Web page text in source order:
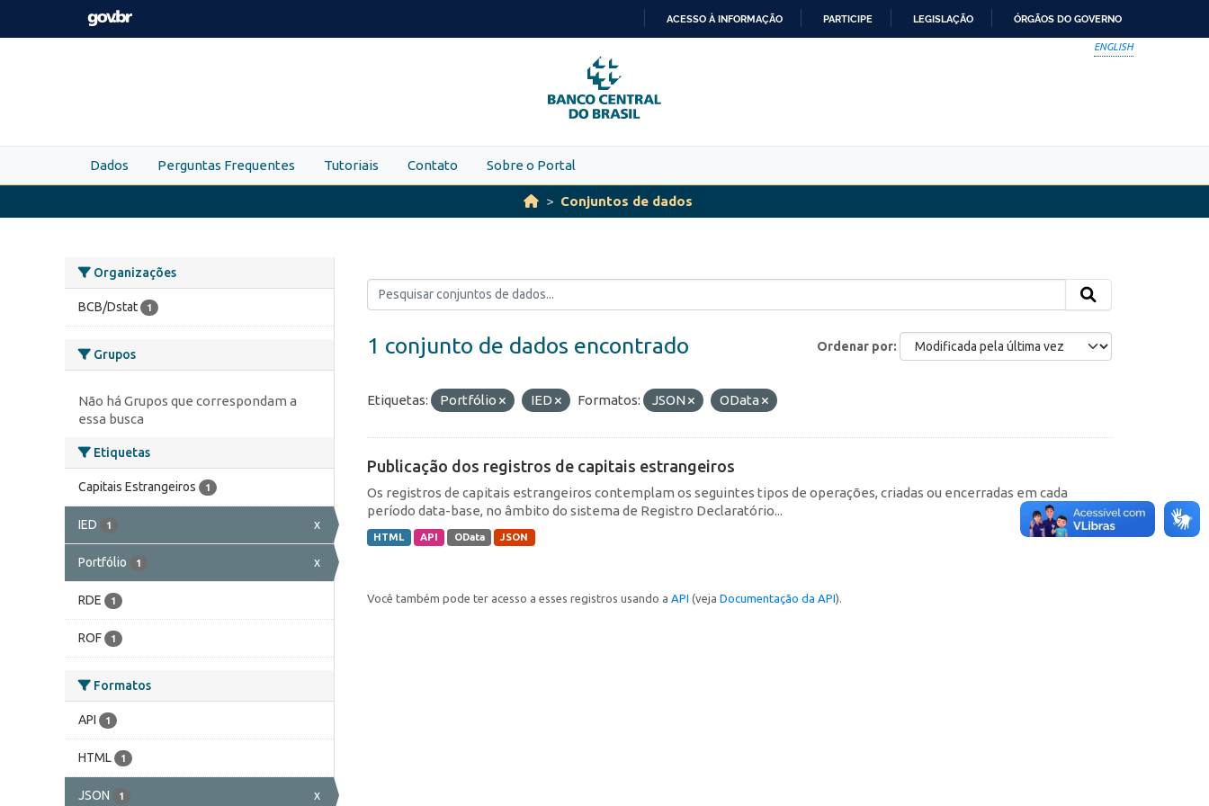
Skip to main content
PARA
O
CONTEÚDO
ACESSO À INFORMAÇÃO PARTICIPE LEGISLAÇÃO ÓRGÃOS DO GOVERNO
ENGLISH
Dados Perguntas Frequentes Tutoriais Contato Sobre o Portal
Conjuntos de dados
Organizações
BCB/Dstat 1
Grupos
Não há Grupos que correspondam a
essa busca
Etiquetas
Capitais Estrangeiros 1
IED 1 x
Portfólio 1 x
RDE 1
ROF 1
Formatos
API 1
HTML 1
JSON 1 x
Ordenar por
1 conjunto de dados encontrado
Etiquetas: Portfólio IED Formatos: JSON OData
Publicação dos registros de capitais estrangeiros
Os registros de capitais estrangeiros contemplam os seguintes tipos de operações, criadas ou encerradas em cada
período data-base, no âmbito do sistema de Registro Declaratório...
HTML API OData JSON
Você também pode ter acesso a esses registros usando a API (veja Documentação da API).